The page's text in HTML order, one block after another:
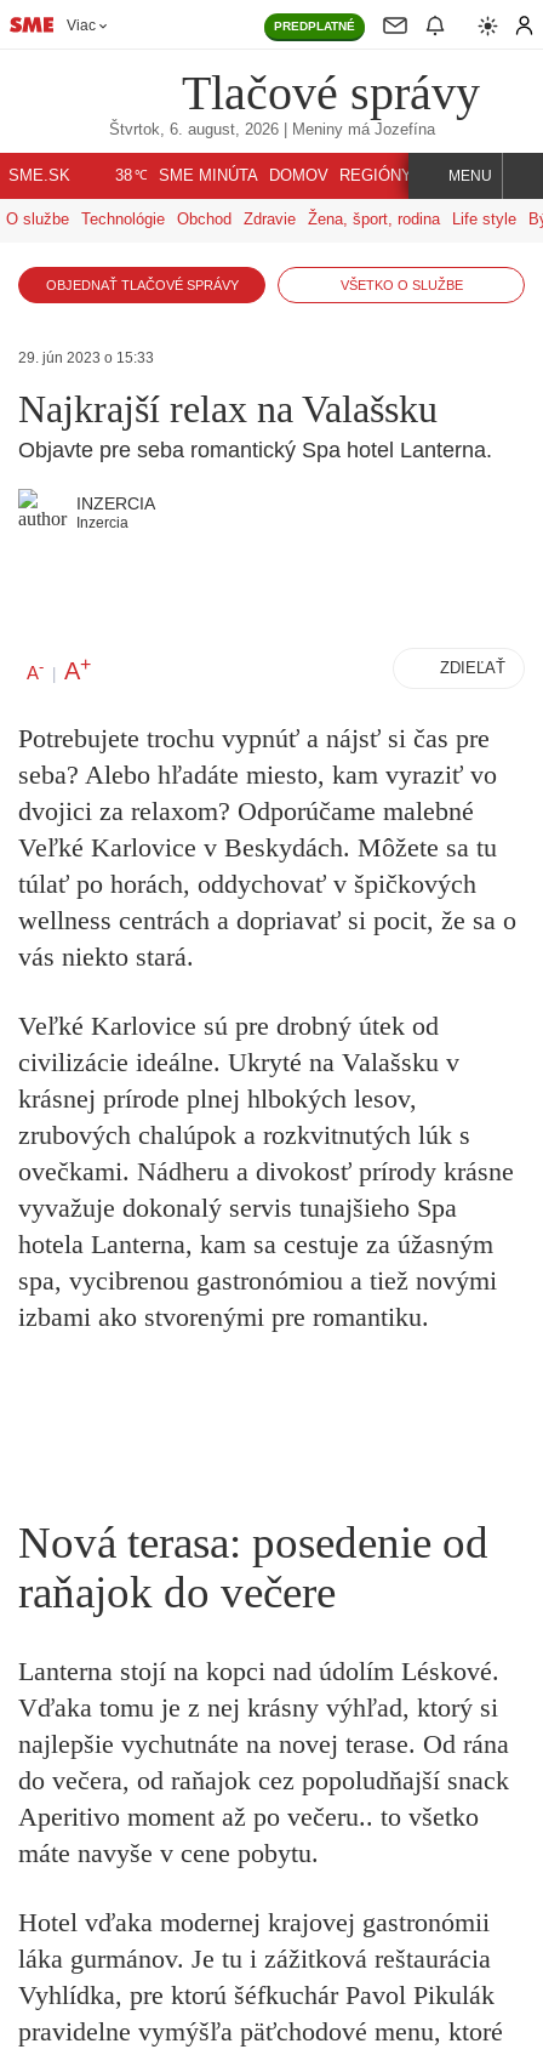
Viac PREDPLATNÉ
Tlačové správy
Štvrtok, 6. august, 2026| Meniny má Jozefína
SME.SK 38℃ SME MINÚTA DOMOV REGIÓNY INDEX SVET
MENU
O službe Technológie Obchod Zdravie Žena, šport, rodina Life style
OBJEDNAŤ TLAČOVÉ SPRÁVY VŠETKO O SLUŽBE
29. jún 2023 o 15:33
Najkrajší relax na Valašsku
Objavte pre seba romantický Spa hotel Lanterna.
INZERCIA
Inzercia
A- | A+ ZDIEĽAŤ
Potrebujete trochu vypnúť a nájsť si čas pre
seba? Alebo hľadáte miesto, kam vyraziť vo
dvojici za relaxom? Odporúčame malebné
Veľké Karlovice v Beskydách. Môžete sa tu
túlať po horách, oddychovať v špičkových
wellness centrách a dopriavať si pocit, že sa o
vás niekto stará.
Veľké Karlovice sú pre drobný útek od
civilizácie ideálne. Ukryté na Valašsku v
krásnej prírode plnej hlbokých lesov,
zrubových chalúpok a rozkvitnutých lúk s
ovečkami. Nádheru a divokosť prírody krásne
vyvažuje dokonalý servis tunajšieho Spa
hotela Lanterna, kam sa cestuje za úžasným
spa, vycibrenou gastronómiou a tiež novými
izbami ako stvorenými pre romantiku.
Nová terasa: posedenie od
raňajok do večere
Lanterna stojí na kopci nad údolím Léskové.
Vďaka tomu je z nej krásny výhľad, ktorý si
najlepšie vychutnáte na novej terase. Od rána
do večera, od raňajok cez popoludňajší snack
Aperitivo moment až po večeru.. to všetko
máte navyše v cene pobytu.
Hotel vďaka modernej krajovej gastronómii
láka gurmánov. Je tu i zážitková reštaurácia
Vyhlídka, pre ktorú šéfkuchár Pavol Pikulák
pravidelne vymýšľa päťchodové menu, ktoré